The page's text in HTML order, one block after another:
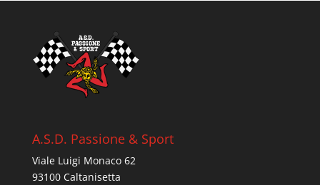
A.S.D. Passione & Sport
Viale Luigi Monaco 62
93100 Caltanisetta